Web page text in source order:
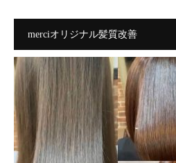
merciオリジナル髪質改善